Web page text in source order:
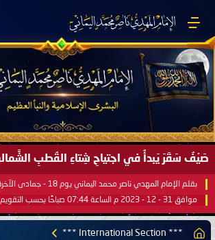
بقلم الإمام المهدي ناصر محمد اليماني يوم 18 - جمادى الآخرة - 1445 هـ
موافق 31 - 12 - 2023 م الساعة 07:44 صباحًا بحسب التقويم الرسمي لأمّ القُرى
*** International Section ***